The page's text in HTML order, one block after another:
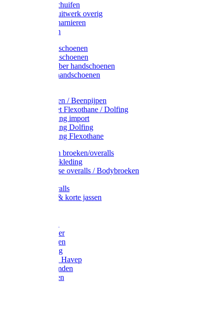
Grendels/schuifen
Hang en sluitwerk overig
Hengen/scharnieren
Scharnieren
Latex handschoenen
Leren handschoenen
PVC / Rubber handschoenen
Katoenen handschoenen
Plukmouwen / Beenpijpen
Reparatieset Flexothane / Dolfing
Regenkleding import
Regenkleding Dolfing
Regenkleding Flexothane
Toebehoren broeken/overalls
Signalisatiekleding
Amerikaanse overalls / Bodybroeken
Kinderoveralls
Stofjassen & korte jassen
Bodywarmer
Werkbroeken
Zaagkleding
Werkjassen Havep
Thermohemden
Overhemden